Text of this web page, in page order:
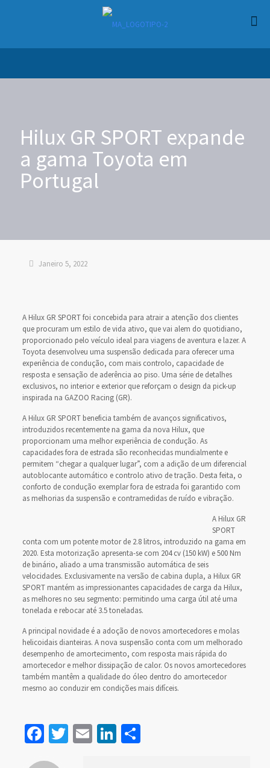
Hilux GR SPORT expande
a gama Toyota em
Portugal
Janeiro 5, 2022
A Hilux GR SPORT foi concebida para atrair a atenção dos clientes
que procuram um estilo de vida ativo, que vai alem do quotidiano,
proporcionado pelo veículo ideal para viagens de aventura e lazer. A
Toyota desenvolveu uma suspensão dedicada para oferecer uma
experiência de condução, com mais controlo, capacidade de
resposta e sensação de aderência ao piso. Uma série de detalhes
exclusivos, no interior e exterior que reforçam o design da pick-up
inspirada na GAZOO Racing (GR).
A Hilux GR SPORT beneficia também de avanços significativos,
introduzidos recentemente na gama da nova Hilux, que
proporcionam uma melhor experiência de condução. As
capacidades fora de estrada são reconhecidas mundialmente e
permitem “chegar a qualquer lugar”, com a adição de um diferencial
autoblocante automático e controlo ativo de tração. Desta feita, o
conforto de condução exemplar fora de estrada foi garantido com
as melhorias da suspensão e contramedidas de ruído e vibração.
A Hilux GR
SPORT
conta com um potente motor de 2.8 litros, introduzido na gama em
2020. Esta motorização apresenta-se com 204 cv (150 kW) e 500 Nm
de binário, aliado a uma transmissão automática de seis
velocidades. Exclusivamente na versão de cabina dupla, a Hilux GR
SPORT mantém as impressionantes capacidades de carga da Hilux,
as melhores no seu segmento: permitindo uma carga útil até uma
tonelada e rebocar até 3.5 toneladas.
A principal novidade é a adoção de novos amortecedores e molas
helicoidais dianteiras. A nova suspensão conta com um melhorado
desempenho de amortecimento, com resposta mais rápida do
amortecedor e melhor dissipação de calor. Os novos amortecedores
também mantêm a qualidade do óleo dentro do amortecedor
mesmo ao conduzir em condições mais difíceis.
Facebook
Twitter
EmailLinkedIn
Share